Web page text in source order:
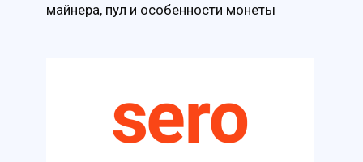
майнера, пул и особенности монеты